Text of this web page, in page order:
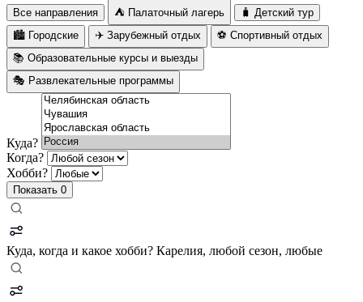
Все направления ⛺ Палаточный лагерь
🧳 Детский тур
🏙️ Городские
✈️ Зарубежный отдых
⚽ Спортивный отдых
📚 Образовательные курсы и выезды
🎭 Развлекательные программы
Куда?
Когда?
Хобби?
Показать 0
Куда, когда и какое хобби? Карелия, любой сезон, любые